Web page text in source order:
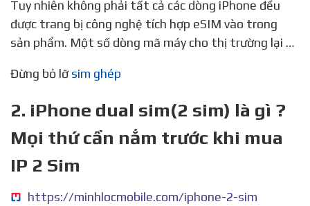
Tuy nhiên không phải tất cả các dòng iPhone đều
được trang bị công nghệ tích hợp eSIM vào trong
sản phẩm. Một số dòng mã máy cho thị trường lại …
Đừng bỏ lỡsim ghép
2. iPhone dual sim(2 sim) là gì ?
Mọi thứ cần nắm trước khi mua
IP 2 Sim
https://minhlocmobile.com/iphone-2-sim